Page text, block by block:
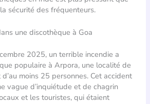
sécurité des fréquenteurs.
une discothèque à Goa
2025, un terrible incendie a
populaire à Arpora, une localité de
moins 25 personnes. Cet accident
vague d’inquiétude et de chagrin
et les touristes, qui étaient